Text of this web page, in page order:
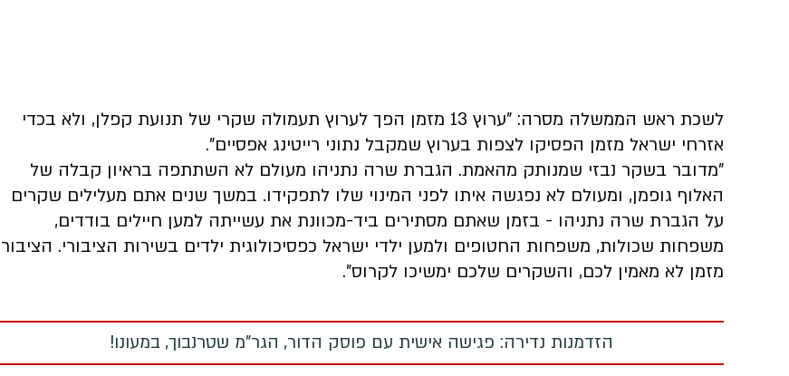
לשכת ראש הממשלה מסרה: "ערוץ 13 מזמן הפך לערוץ תעמולה שקרי של תנועת קפלן, ולא בכדי
אזרחי ישראל מזמן הפסיקו לצפות בערוץ שמקבל נתוני רייטינג אפסיים".
"מדובר בשקר נבזי שמנותק מהאמת. הגברת שרה נתניהו מעולם לא השתתפה בראיון קבלה של
האלוף גופמן, ומעולם לא נפגשה איתו לפני המינוי שלו לתפקידו. במשך שנים אתם מעלילים שקרים
על הגברת שרה נתניהו - בזמן שאתם מסתירים ביד-מכוונת את עשייתה למען חיילים בודדים,
משפחות שכולות, משפחות החטופים ולמען ילדי ישראל כפסיכולוגית ילדים בשירות הציבורי. הציבור
מזמן לא מאמין לכם, והשקרים שלכם ימשיכו לקרוס".
הזדמנות נדירה: פגישה אישית עם פוסק הדור, הגר"מ שטרנבוך, במעונו!